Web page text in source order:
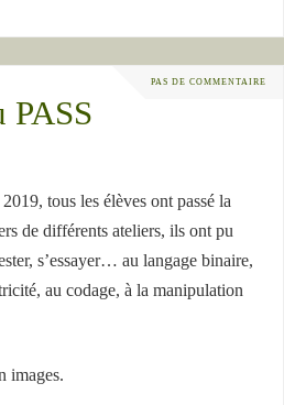
PAS DE COMMENTAIRE
PASS
tous les élèves ont passé la
de différents ateliers, ils ont pu
s’essayer… au langage binaire,
au codage, à la manipulation
images.